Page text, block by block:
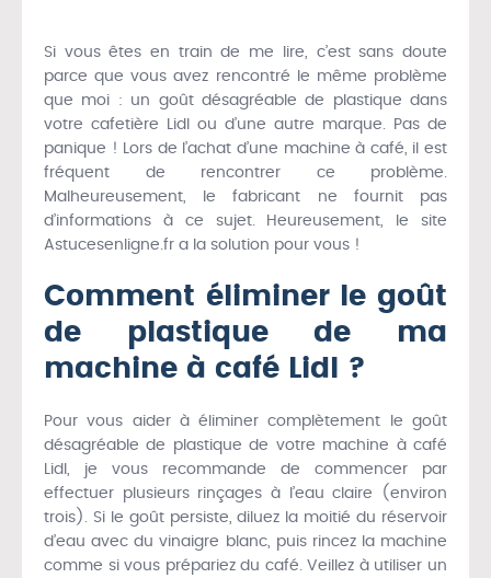
Si vous êtes en train de me lire, c’est sans doute
parce que vous avez rencontré le même problème
que moi : un goût désagréable de plastique dans
votre cafetière Lidl ou d’une autre marque. Pas de
panique ! Lors de l’achat d’une machine à café, il est
fréquent de rencontrer ce problème.
Malheureusement, le fabricant ne fournit pas
d’informations à ce sujet. Heureusement, le site
Astucesenligne.fr a la solution pour vous !
Comment éliminer le goût
de plastique de ma
machine à café Lidl ?
Pour vous aider à éliminer complètement le goût
désagréable de plastique de votre machine à café
Lidl, je vous recommande de commencer par
effectuer plusieurs rinçages à l’eau claire (environ
trois). Si le goût persiste, diluez la moitié du réservoir
d’eau avec du vinaigre blanc, puis rincez la machine
comme si vous prépariez du café. Veillez à utiliser un